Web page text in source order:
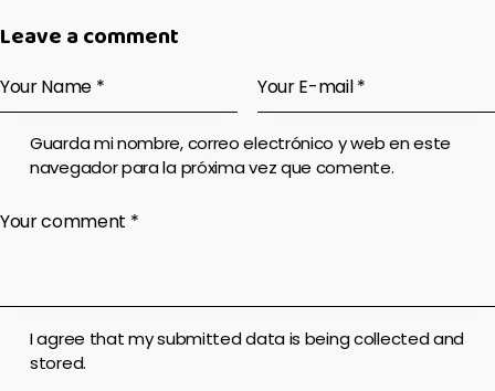
Leave a comment
Guarda mi nombre, correo electrónico y web en este
navegador para la próxima vez que comente.
I agree that my submitted data is being collected and
stored.